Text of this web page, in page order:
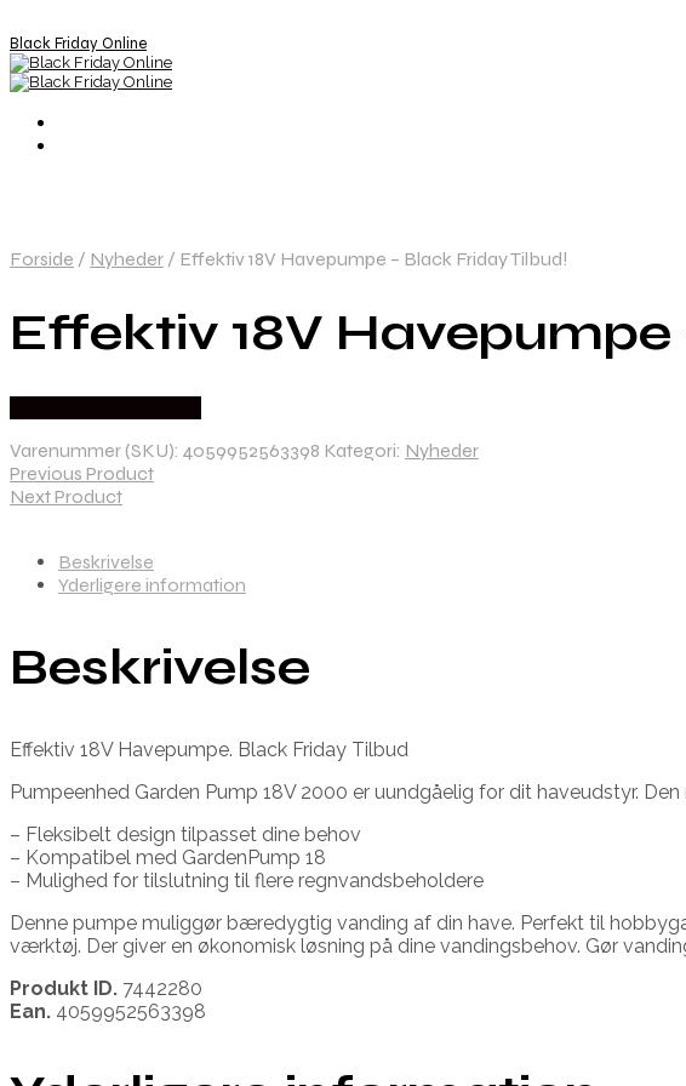
Black Friday Online
Forside / Nyheder / Effektiv 18V Havepumpe – Black Friday Tilbud!
Effektiv 18V
Varenummer (SKU): 4059952563398 Kategori: Nyheder
Previous Product
Next Product
Beskrivelse
Yderligere information
Beskrivelse
Effektiv 18V Havepumpe. Black Friday Tilbud
Pumpeenhed Garden Pump 18V 2000 er uundgåelig for dit haveudstyr.
– Fleksibelt design tilpasset dine behov
– Kompatibel med GardenPump 18
– Mulighed for tilslutning til flere regnvandsbeholdere
Denne pumpe muliggør bæredygtig vanding af din have. Perfekt til
værktøj. Der giver en økonomisk løsning på dine vandingsbehov. Gør
Produkt ID. 7442280
Ean. 4059952563398